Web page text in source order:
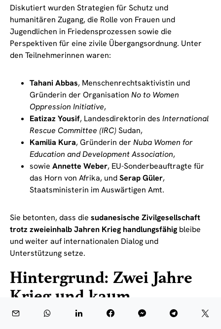
Diskutiert wurden Strategien für Schutz und
humanitären Zugang, die Rolle von Frauen und
Jugendlichen in Friedensprozessen sowie die
Perspektiven für eine zivile Übergangsordnung. Unter
den Teilnehmerinnen waren:
Tahani Abbas, Menschenrechtsaktivistin und
Gründerin der Organisation No to Women
Oppression Initiative,
Eatizaz Yousif, Landesdirektorin des International
Rescue Committee (IRC)Sudan,
Kamilia Kura, Gründerin der Nuba Women for
Education and Development Association,
sowie Annette Weber, EU-Sonderbeauftragte für
das Horn von Afrika, undSerap Güler,
Staatsministerin im Auswärtigen Amt.
Sie betonten, dass die sudanesische Zivilgesellschaft
trotz zweieinhalb Jahren Krieg handlungsfähig bleibe
und weiter auf internationalen Dialog und
Unterstützung setze.
Hintergrund: Zwei Jahre
Krieg und kaum
Aufmerksamkeit